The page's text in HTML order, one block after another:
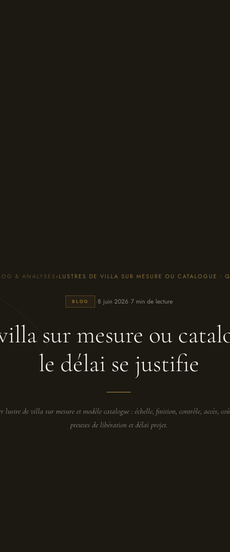
& ANALYSES› LUSTRES DE VILLA SUR MESURE OU CATALOGUE :
BLOG ·8 juin 2026·7 min de lecture
sur mesure ou
le délai se justifie
lustre de villa sur mesure et modèle catalogue : échelle, finition, contrôle, accès,
preuves de libération et délai projet.